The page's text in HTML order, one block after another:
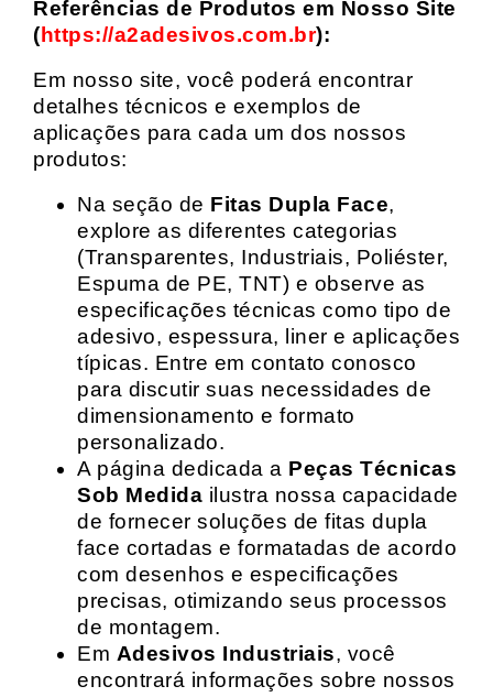
Referências de Produtos em Nosso Site
(https://a2adesivos.com.br):
Em nosso site, você poderá encontrar
detalhes técnicos e exemplos de
aplicações para cada um dos nossos
produtos:
Na seção de Fitas Dupla Face,
explore as diferentes categorias
(Transparentes, Industriais, Poliéster,
Espuma de PE, TNT) e observe as
especificações técnicas como tipo de
adesivo, espessura, liner e aplicações
típicas. Entre em contato conosco
para discutir suas necessidades de
dimensionamento e formato
personalizado.
A página dedicada a Peças Técnicas
Sob Medida ilustra nossa capacidade
de fornecer soluções de fitas dupla
face cortadas e formatadas de acordo
com desenhos e especificações
precisas, otimizando seus processos
de montagem.
Em Adesivos Industriais, você
encontrará informações sobre nossos